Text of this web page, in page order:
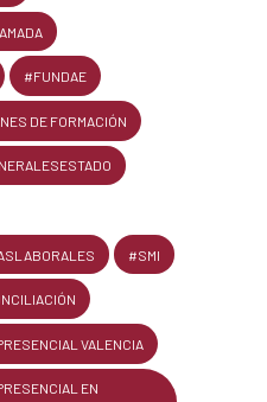
#FUNDAE
DE FORMACIÓN
#SMI
VALENCIA
EN